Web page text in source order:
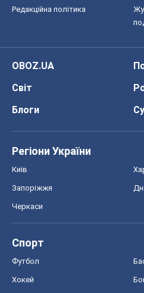
Редакційна політика
OBOZ.UA
Світ
Блоги
Регіони України
Київ
Запоріжжя
Черкаси
Спорт
Футбол
Хокей